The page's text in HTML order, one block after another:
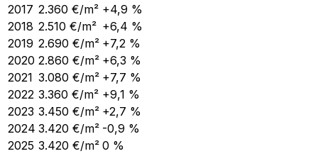
2017 2.360 €/m² +4,9 %
2018 2.510 €/m² +6,4 %
2019 2.690 €/m² +7,2 %
2020 2.860 €/m² +6,3 %
2021 3.080 €/m² +7,7 %
2022 3.360 €/m² +9,1 %
2023 3.450 €/m² +2,7 %
2024 3.420 €/m² -0,9 %
2025 3.420 €/m² 0 %